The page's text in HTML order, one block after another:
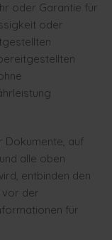
oder Garantie für
oder
Dokumente, auf
alle oben
entbinden den
vor der
für